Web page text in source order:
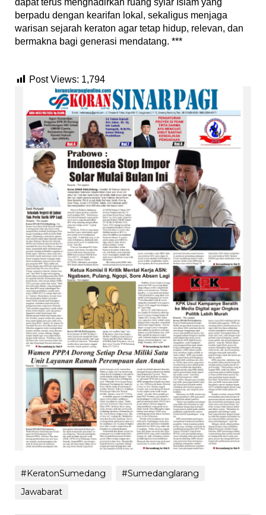
dapat terus menghadirkan ruang syiar Islam yang
berpadu dengan kearifan lokal, sekaligus menjaga
warisan sejarah keraton agar tetap hidup, relevan, dan
bermakna bagi generasi mendatang. ***
Post Views: 1,794
#KeratonSumedang
#Sumedanglarang
Jawabarat